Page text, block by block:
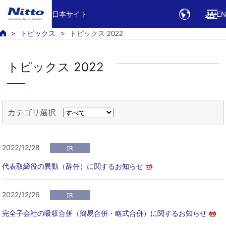
日本サイト JA EN
トピックス トピックス 2022
トピックス 2022
カテゴリ選択
2022/12/28
代表取締役の異動（辞任）に関するお知らせ
2022/12/26
完全子会社の吸収合併（簡易合併・略式合併）に関するお知らせ